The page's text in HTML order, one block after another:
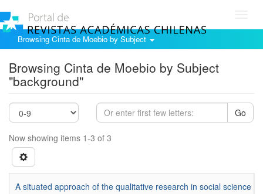
Browsing Cinta de Moebio by Subject
Browsing Cinta de Moebio by Subject
"background"
Go
Now showing items 1-3 of 3
A situated approach of the qualitative research in social science